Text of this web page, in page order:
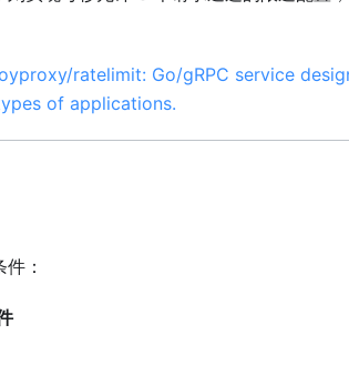
ratelimit: Go/gRPC service
of applications.
：